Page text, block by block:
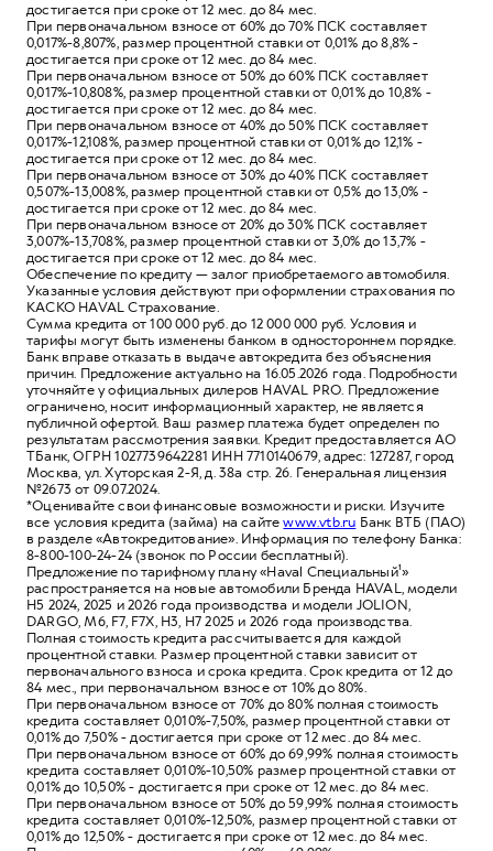
достигается при сроке от 12 мес. до 84 мес.
При первоначальном взносе от 60% до 70% ПСК составляет
0,017%-8,807%, размер процентной ставки от 0,01% до 8,8% -
достигается при сроке от 12 мес. до 84 мес.
При первоначальном взносе от 50% до 60% ПСК составляет
0,017%-10,808%, размер процентной ставки от 0,01% до 10,8% -
достигается при сроке от 12 мес. до 84 мес.
При первоначальном взносе от 40% до 50% ПСК составляет
0,017%-12,108%, размер процентной ставки от 0,01% до 12,1% -
достигается при сроке от 12 мес. до 84 мес.
При первоначальном взносе от 30% до 40% ПСК составляет
0,507%-13,008%, размер процентной ставки от 0,5% до 13,0% -
достигается при сроке от 12 мес. до 84 мес.
При первоначальном взносе от 20% до 30% ПСК составляет
3,007%-13,708%, размер процентной ставки от 3,0% до 13,7% -
достигается при сроке от 12 мес. до 84 мес.
Обеспечение по кредиту — залог приобретаемого автомобиля.
Указанные условия действуют при оформлении страхования по
КАСКО HAVAL Страхование.
Сумма кредита от 100 000 руб. до 12 000 000 руб. Условия и
тарифы могут быть изменены банком в одностороннем порядке.
Банк вправе отказать в выдаче автокредита без объяснения
причин. Предложение актуально на 16.05.2026 года. Подробности
уточняйте у официальных дилеров HAVAL PRO. Предложение
ограничено, носит информационный характер, не является
публичной офертой. Ваш размер платежа будет определен по
результатам рассмотрения заявки. Кредит предоставляется АО
ТБанк, ОГРН 1027739642281 ИНН 7710140679, адрес: 127287, город
Москва, ул. Хуторская 2-Я, д. 38а стр. 26. Генеральная лицензия
№2673 от 09.07.2024.
*Оценивайте свои финансовые возможности и риски. Изучите
все условия кредита (займа) на сайтеwww.vtb.ru Банк ВТБ (ПАО)
в разделе «Автокредитование». Информация по телефону Банка:
8-800-100-24-24 (звонок по России бесплатный).
Предложение по тарифному плану «Haval Специальный¹»
распространяется на новые автомобили Бренда HAVAL, модели
Н5 2024, 2025 и 2026 года производства и модели JOLION,
DARGO, M6, F7, F7X, Н3, Н7 2025 и 2026 года производства.
Полная стоимость кредита рассчитывается для каждой
процентной ставки. Размер процентной ставки зависит от
первоначального взноса и срока кредита. Срок кредита от 12 до
84 мес., при первоначальном взносе от 10% до 80%.
При первоначальном взносе от 70% до 80% полная стоимость
кредита составляет 0,010%-7,50%, размер процентной ставки от
0,01% до 7,50% - достигается при сроке от 12 мес. до 84 мес.
При первоначальном взносе от 60% до 69,99% полная стоимость
кредита составляет 0,010%-10,50% размер процентной ставки от
0,01% до 10,50% - достигается при сроке от 12 мес. до 84 мес.
При первоначальном взносе от 50% до 59,99% полная стоимость
кредита составляет 0,010%-12,50%, размер процентной ставки от
0,01% до 12,50% - достигается при сроке от 12 мес. до 84 мес.